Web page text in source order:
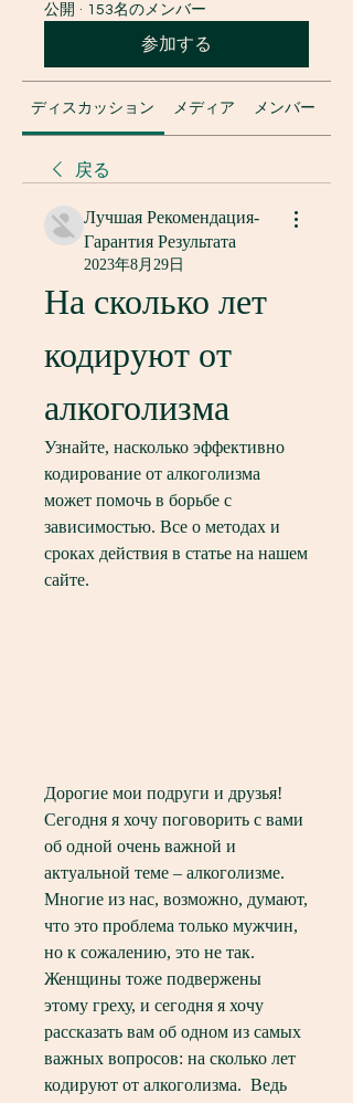
公開 · 153名のメンバー
参加する
ディスカッション メディア メンバー
戻る
Лучшая Рекомендация-
Гарантия Результата
2023年8月29日
На сколько лет
кодируют от
алкоголизма
Узнайте, насколько эффективно
кодирование от алкоголизма
может помочь в борьбе с
зависимостью. Все о методах и
сроках действия в статье на нашем
сайте.
Дорогие мои подруги и друзья!
Сегодня я хочу поговорить с вами
об одной очень важной и
актуальной теме – алкоголизме.
Многие из нас, возможно, думают,
что это проблема только мужчин,
но к сожалению, это не так.
Женщины тоже подвержены
этому греху, и сегодня я хочу
рассказать вам об одном из самых
важных вопросов: на сколько лет
кодируют от алкоголизма.  Ведь